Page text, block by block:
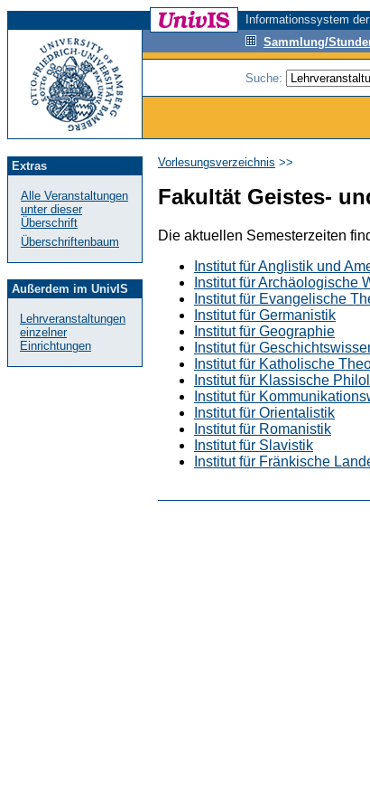
Informationssystem
Sammlung/
Suche:
Extras
Alle Veranstaltungen
unter dieser
Überschrift
Überschriftenbaum
Außerdem im UnivIS
Lehrveranstaltungen
einzelner
Einrichtungen
Vorlesungsverzeichnis >>
Fakultät Geistes-
Die aktuellen Semesterzeiten
Institut für Anglistik und
Institut für Archäologische
Institut für Evangelische
Institut für Germanistik
Institut für Geographie
Institut für
Institut für Katholische
Institut für Klassische
Institut für
Institut für Orientalistik
Institut für Romanistik
Institut für Slavistik
Institut für Fränkische